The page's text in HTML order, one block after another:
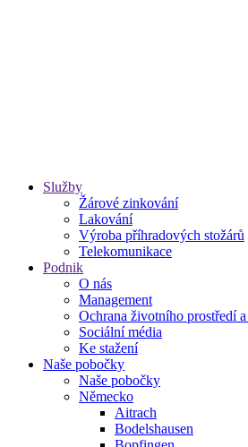
Služby
Žárové zinkování
Lakování
Výroba příhradových stožárů
Telekomunikace
Podnik
O nás
Management
Ochrana životního prostředí
Sociální média
Ke stažení
Naše pobočky
Naše pobočky
Německo
Aitrach
Bodelshausen